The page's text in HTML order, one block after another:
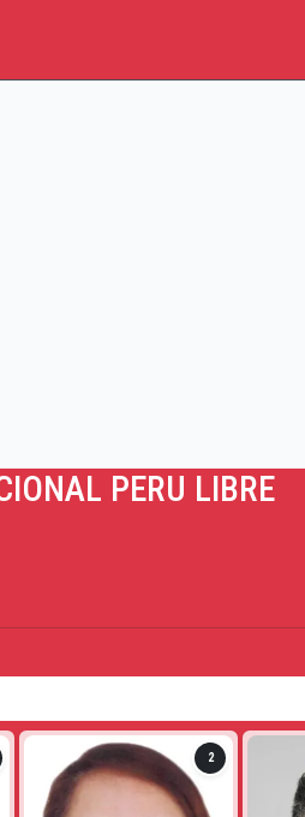
PERU LIBRE
2